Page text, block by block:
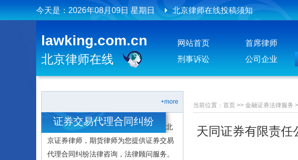
今天是： 2026年08月09日 星期日 北京律师在线聘请律师须知
lawking.com.cn
北京律师在线
网站首页 首席律师
刑事诉讼
公司企业
+more
证券交易代理合同纠纷
北
京证券律师，期货律师为您提供证券交易
代理合同纠纷法律咨询，法律顾问服务。
当前位置： 首页 >> 金融证券法律服务
天同证券有限责